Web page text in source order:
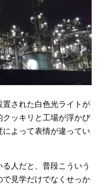
された白色光ライトが
ッキリと工場が浮かび
よって表情が違ってい
人だと、普段こういう
見学だけでなくせっか